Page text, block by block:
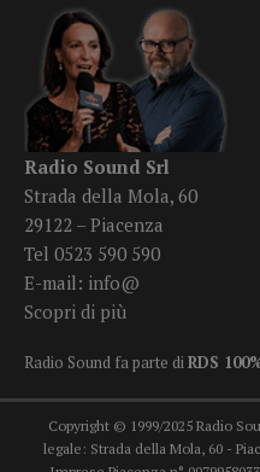
Radio Sound Srl
Strada della Mola, 60
29122 – Piacenza
Tel 0523 590 590
E-mail: info@
Scopri di più
Radio Sound fa parte diRDS
Copyright © 1999/2025 Radio
legale: Strada della Mola, 60 -